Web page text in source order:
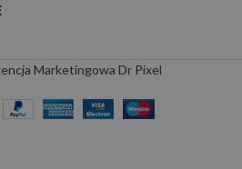
Marketingowa Dr Pixel